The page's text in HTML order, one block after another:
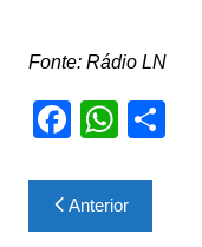
Fonte: Rádio LN
F
c
e
W
at
s
S
Navegação
de
Anterior